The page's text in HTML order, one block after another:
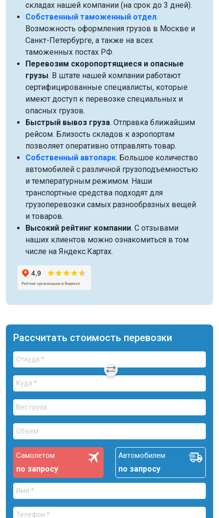
складах нашей компании (на срок до 3 дней).
Собственный таможенный отдел.
Возможность оформления грузов в Москве и
Санкт-Петербурге, а также на всех
таможенных постах РФ.
Перевозим скоропортящиеся и опасные
грузы. В штате нашей компании работают
сертифицированные специалисты, которые
имеют доступ к перевозке специальных и
опасных грузов.
Быстрый вывоз груза. Отправка ближайшим
рейсом. Близость складов к аэропортам
позволяет оперативно отправлять товар.
Собственный автопарк. Большое количество
автомобилей с различной грузоподъемностью
и температурным режимом. Наши
транспортные средства подходят для
грузоперевозки самых разнообразных вещей
и товаров.
Высокий рейтинг компании. С отзывами
наших клиентов можно ознакомиться в том
числе на Яндекс.Картах.
Рассчитать стоимость перевозки
Самолетом
по запросу
Автомобилем
по запросу